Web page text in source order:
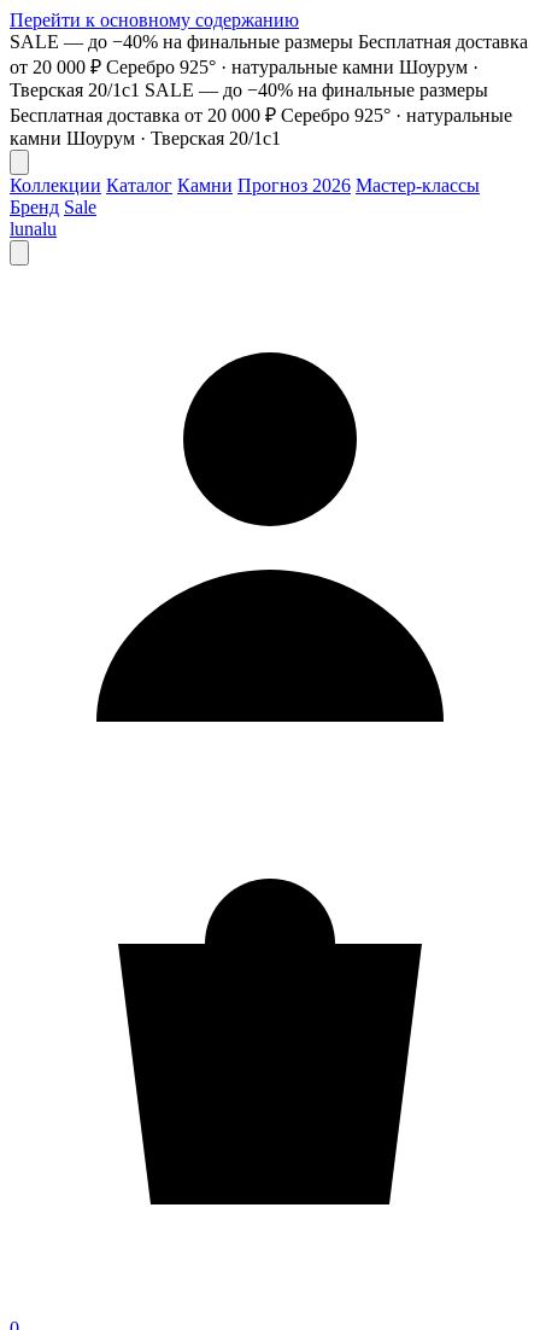
Перейти к основному содержанию
SALE — до −40% на финальные размеры Бесплатная доставка
от 20 000 ₽ Серебро 925° · натуральные камни Шоурум ·
Тверская 20/1с1 SALE — до −40% на финальные размеры
Бесплатная доставка от 20 000 ₽ Серебро 925° · натуральные
камни Шоурум · Тверская 20/1с1
Коллекции Каталог Камни Прогноз 2026 Мастер-классы
Бренд Sale
lunalu